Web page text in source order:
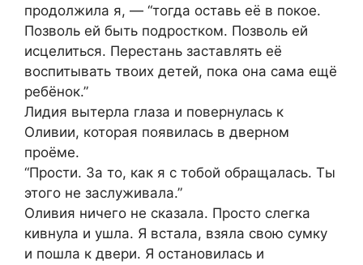
продолжила я, — “тогда оставь её в покое.
Позволь ей быть подростком. Позволь ей
исцелиться. Перестань заставлять её
воспитывать твоих детей, пока она сама ещё
ребёнок.”
Лидия вытерла глаза и повернулась к
Оливии, которая появилась в дверном
проёме.
“Прости. За то, как я с тобой обращалась. Ты
этого не заслуживала.”
Оливия ничего не сказала. Просто слегка
кивнула и ушла. Я встала, взяла свою сумку
и пошла к двери. Я остановилась и